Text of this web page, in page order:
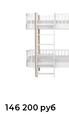
146 200 руб